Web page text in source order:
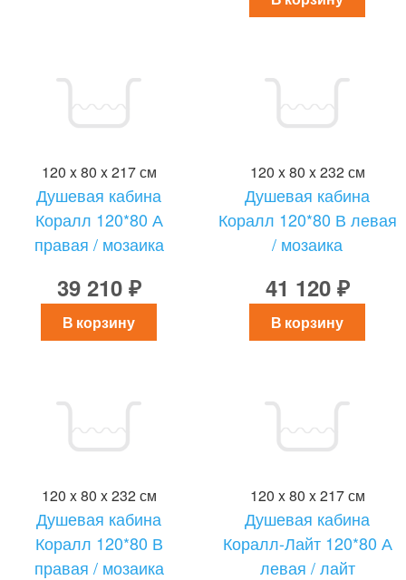
120 x 80 x 217 см
Душевая кабина
Коралл 120*80 А
правая / мозаика
39 210 ₽
В корзину
120 x 80 x 232 см
Душевая кабина
Коралл 120*80 В левая
/ мозаика
41 120 ₽
В корзину
120 x 80 x 232 см
Душевая кабина
Коралл 120*80 В
правая / мозаика
120 x 80 x 217 см
Душевая кабина
Коралл-Лайт 120*80 А
левая / лайт